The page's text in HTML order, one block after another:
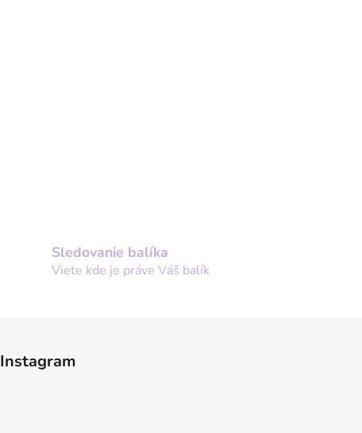
Sledovanie balíka
Viete kde je práve Váš balík
Instagram